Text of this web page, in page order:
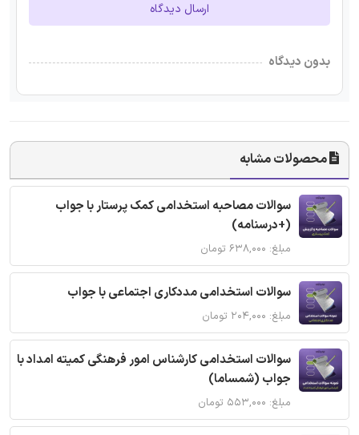
ارسال دیدگاه
بدون دیدگاه
محصولات مشابه
سوالات مصاحبه استخدامی کمک پرستار با جواب
(+درسنامه)
مبلغ: ۶۳۸,۰۰۰ تومان
سوالات استخدامی مددکاری اجتماعی با جواب
مبلغ: ۲۰۴,۰۰۰ تومان
سوالات استخدامی کارشناس امور فرهنگی کمیته امداد با
جواب (شمساما)
مبلغ: ۵۵۳,۰۰۰ تومان